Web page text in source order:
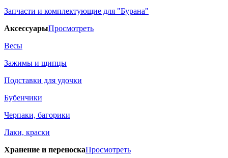
Запчасти и комплектующие для "Бурана"
АксессуарыПросмотреть
Весы
Зажимы и щипцы
Подставки для удочки
Бубенчики
Черпаки, багорики
Лаки, краски
Хранение и переноскаПросмотреть